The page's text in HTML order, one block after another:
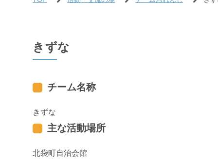
きずな
チーム名称
きずな
主な活動場所
北袋町自治会館